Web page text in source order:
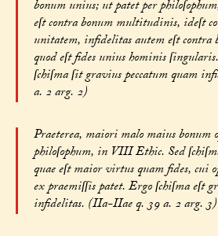
bonum unius; ut patet per
eſt contra bonum multitudinis, ideſt
unitatem, infidelitas autem eſt
quod eſt fides unius hominis
ſchiſma ſit gravius peccatum quam
a. 2 arg. 2)
Praeterea, maiori malo maius bonum
philoſophum, in VIII Ethic. Sed
quae eſt maior virtus quam fides,
ex praemiſſis patet. Ergo ſchiſma eſt
infidelitas. (IIa-IIae q. 39 a. 2 arg. 3)